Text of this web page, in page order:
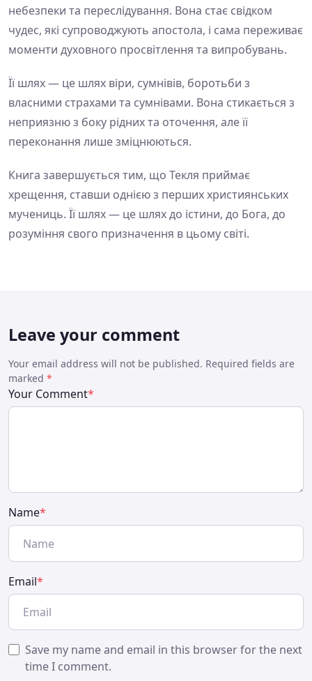
небезпеки та переслідування. Вона стає свідком
чудес, які супроводжують апостола, і сама переживає
моменти духовного просвітлення та випробувань.
Її шлях — це шлях віри, сумнівів, боротьби з
власними страхами та сумнівами. Вона стикається з
неприязню з боку рідних та оточення, але її
переконання лише зміцнюються.
Книга завершується тим, що Текля приймає
хрещення, ставши однією з перших християнських
мучениць. Її шлях — це шлях до істини, до Бога, до
розуміння свого призначення в цьому світі.
Leave your comment
Your email address will not be published. Required fields are
marked *
Your Comment*
Name*
Email*
Save my name and email in this browser for the next
time I comment.